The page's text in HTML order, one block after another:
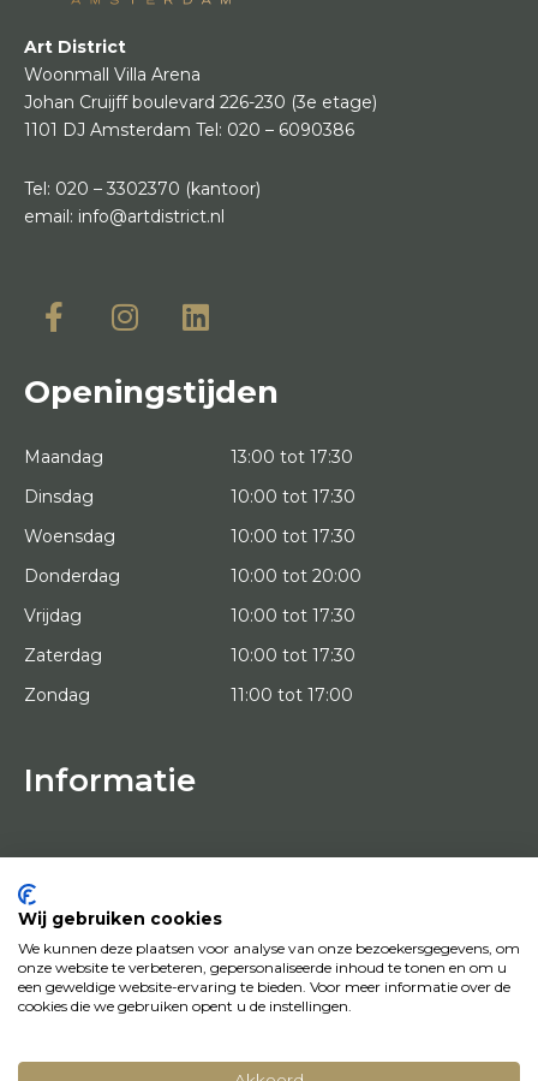
Art District
Woonmall Villa Arena
Johan Cruijff boulevard 226-230 (3e etage)
1101 DJ Amsterdam Tel: 020 – 6090386
Tel: 020 – 3302370 (kantoor)
email: info@artdistrict.nl
Openingstijden
Maandag
13:00 tot 17:30
Dinsdag
10:00 tot 17:30
Woensdag
10:00 tot 17:30
Donderdag
10:00 tot 20:00
Vrijdag
10:00 tot 17:30
Zaterdag
10:00 tot 17:30
Zondag
11:00 tot 17:00
Informatie
KUNSTENAARS
KUNSTWERKEN
HOE WERKT HET
NEWS
CONTACT
Wij gebruiken cookies
We kunnen deze plaatsen voor analyse van onze bezoekersgegevens, om
onze website te verbeteren, gepersonaliseerde inhoud te tonen en om u
een geweldige website-ervaring te bieden. Voor meer informatie over de
cookies die we gebruiken opent u de instellingen.